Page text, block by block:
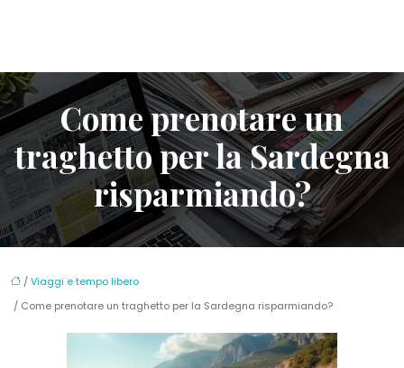
Come prenotare un
traghetto per la Sardegna
risparmiando?
/Viaggi e tempo libero
/ Come prenotare un traghetto per la Sardegna risparmiando?